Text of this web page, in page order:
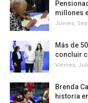
millones
Jueves,
Más de
concluir
Viernes,
Brenda
historia